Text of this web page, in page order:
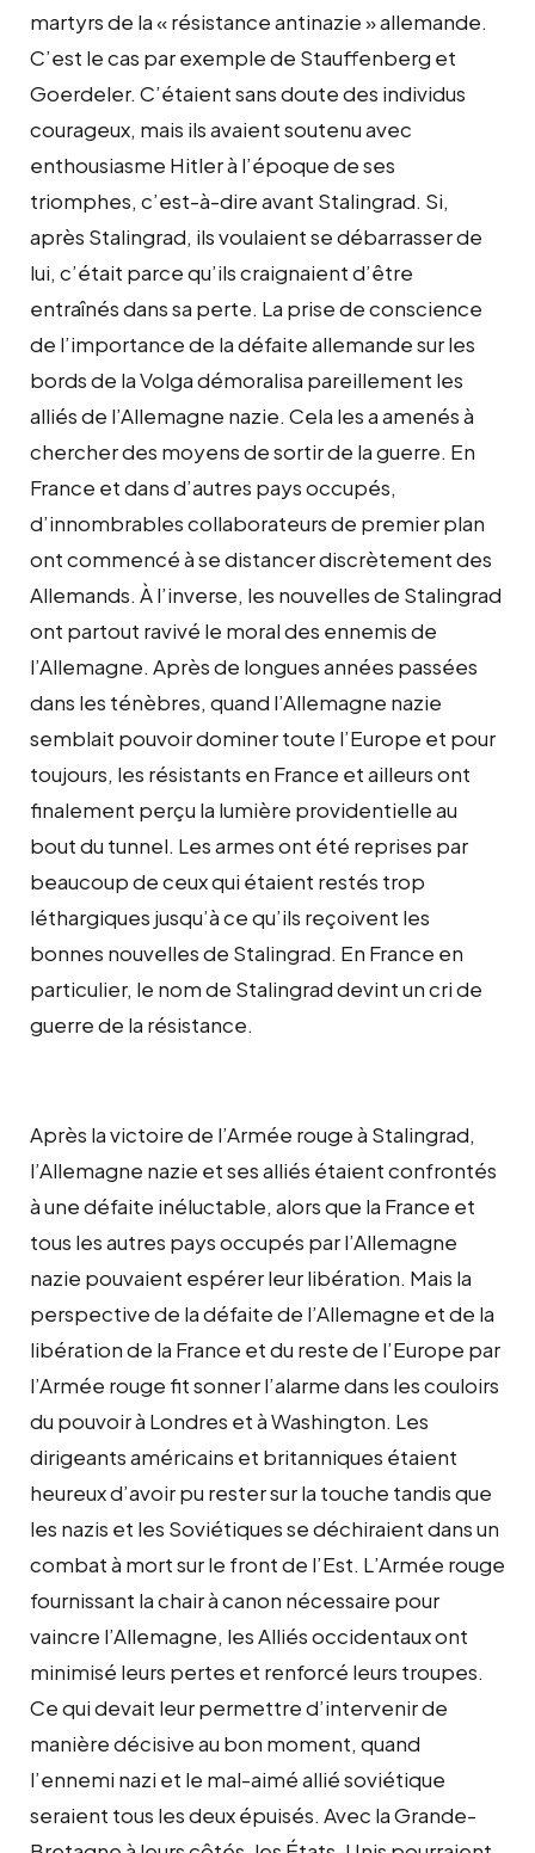
martyrs de la « résistance antinazie » allemande.
C’est le cas par exemple de Stauffenberg et
Goerdeler. C’étaient sans doute des individus
courageux, mais ils avaient soutenu avec
enthousiasme Hitler à l’époque de ses
triomphes, c’est-à-dire avant Stalingrad. Si,
après Stalingrad, ils voulaient se débarrasser de
lui, c’était parce qu’ils craignaient d’être
entraînés dans sa perte. La prise de conscience
de l’importance de la défaite allemande sur les
bords de la Volga démoralisa pareillement les
alliés de l’Allemagne nazie. Cela les a amenés à
chercher des moyens de sortir de la guerre. En
France et dans d’autres pays occupés,
d’innombrables collaborateurs de premier plan
ont commencé à se distancer discrètement des
Allemands. À l’inverse, les nouvelles de Stalingrad
ont partout ravivé le moral des ennemis de
l’Allemagne. Après de longues années passées
dans les ténèbres, quand l’Allemagne nazie
semblait pouvoir dominer toute l’Europe et pour
toujours, les résistants en France et ailleurs ont
finalement perçu la lumière providentielle au
bout du tunnel. Les armes ont été reprises par
beaucoup de ceux qui étaient restés trop
léthargiques jusqu’à ce qu’ils reçoivent les
bonnes nouvelles de Stalingrad. En France en
particulier, le nom de Stalingrad devint un cri de
guerre de la résistance.
Après la victoire de l’Armée rouge à Stalingrad,
l’Allemagne nazie et ses alliés étaient confrontés
à une défaite inéluctable, alors que la France et
tous les autres pays occupés par l’Allemagne
nazie pouvaient espérer leur libération. Mais la
perspective de la défaite de l’Allemagne et de la
libération de la France et du reste de l’Europe par
l’Armée rouge fit sonner l’alarme dans les couloirs
du pouvoir à Londres et à Washington. Les
dirigeants américains et britanniques étaient
heureux d’avoir pu rester sur la touche tandis que
les nazis et les Soviétiques se déchiraient dans un
combat à mort sur le front de l’Est. L’Armée rouge
fournissant la chair à canon nécessaire pour
vaincre l’Allemagne, les Alliés occidentaux ont
minimisé leurs pertes et renforcé leurs troupes.
Ce qui devait leur permettre d’intervenir de
manière décisive au bon moment, quand
l’ennemi nazi et le mal-aimé allié soviétique
seraient tous les deux épuisés. Avec la Grande-